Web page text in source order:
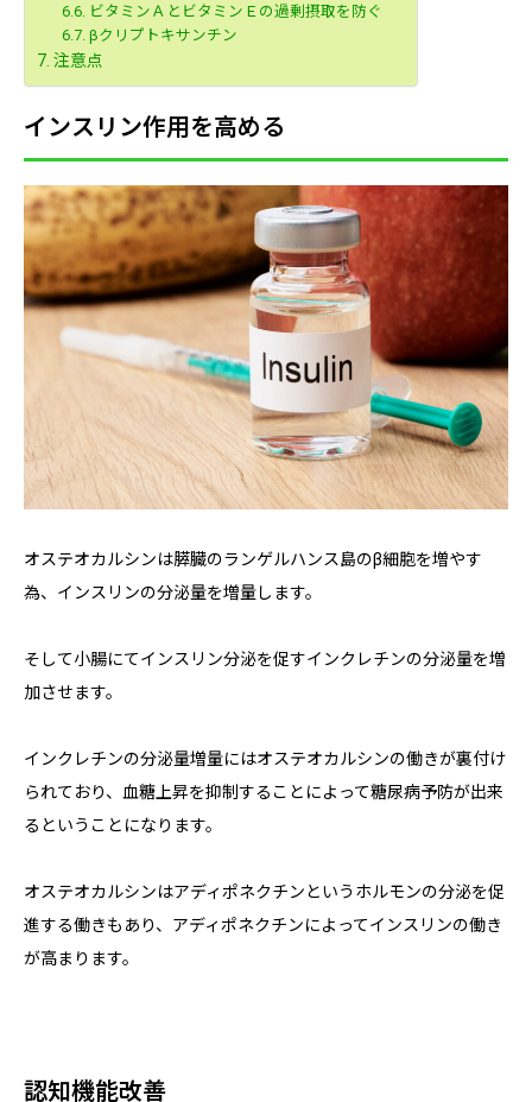
ビタミンＡとビタミンＥの過剰摂取を防ぐ
βクリプトキサンチン
注意点
インスリン作用を高める
オステオカルシンは膵臓のランゲルハンス島のβ細胞を増やす
為、インスリンの分泌量を増量します。
そして小腸にてインスリン分泌を促すインクレチンの分泌量を増
加させます。
インクレチンの分泌量増量にはオステオカルシンの働きが裏付け
られており、血糖上昇を抑制することによって糖尿病予防が出来
るということになります。
オステオカルシンはアディポネクチンというホルモンの分泌を促
進する働きもあり、アディポネクチンによってインスリンの働き
が高まります。
認知機能改善